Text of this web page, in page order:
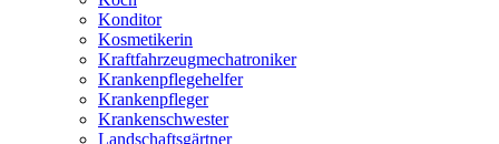
Konditor
Kosmetikerin
Kraftfahrzeugmechatroniker
Krankenpflegehelfer
Krankenpfleger
Krankenschwester
Landschaftsgärtner